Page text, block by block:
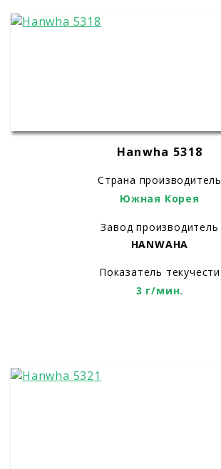
Hanwha 5318
Страна производитель
Южная Корея
Завод производитель
HANWAHA
Показатель текучести
3 г/мин.